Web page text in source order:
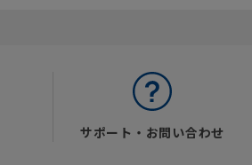
サポート・お問い合わせ